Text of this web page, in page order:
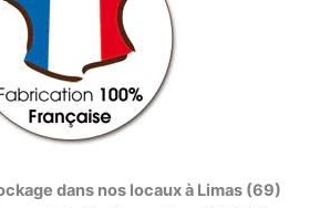
dans nos locaux à Limas (69)